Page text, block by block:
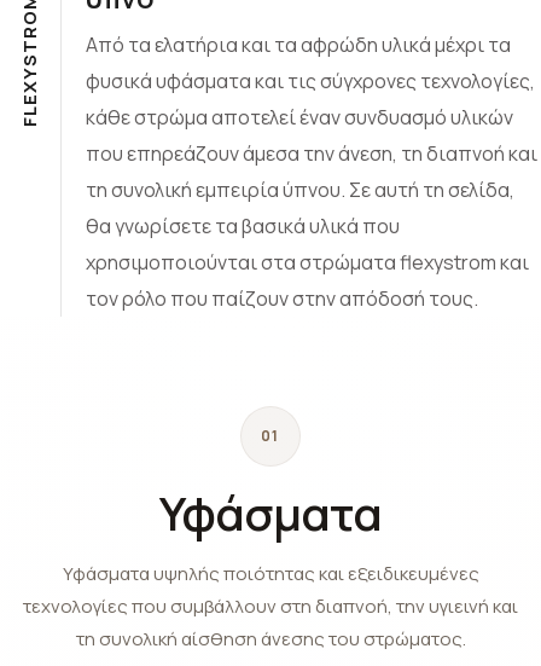
F
L
E
X
Y
S
T
R
O
Από τα ελατήρια και τα αφρώδη υλικά μέχρι τα
φυσικά υφάσματα και τις σύγχρονες τεχνολογίες,
κάθε στρώμα αποτελεί έναν συνδυασμό υλικών
που επηρεάζουν άμεσα την άνεση, τη διαπνοή και
τη συνολική εμπειρία ύπνου. Σε αυτή τη σελίδα,
θα γνωρίσετε τα βασικά υλικά που
χρησιμοποιούνται στα στρώματα flexystrom και
τον ρόλο που παίζουν στην απόδοσή τους.
01
Υφάσματα
Υφάσματα υψηλής ποιότητας και εξειδικευμένες
τεχνολογίες που συμβάλλουν στη διαπνοή, την υγιεινή και
τη συνολική αίσθηση άνεσης του στρώματος.